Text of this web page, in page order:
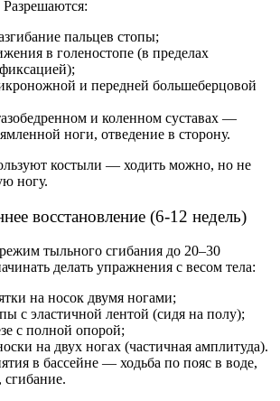
пальцев стопы;
в голеностопе (в пределах
и передней большеберцовой
и коленном суставах —
ноги, отведение в сторону.
костыли — ходить можно, но не
ногу.
восстановление (6-12 недель)
тыльного сгибания до 20–30
делать упражнения с весом тела:
на носок двумя ногами;
с эластичной лентой (сидя на полу);
с полной опорой;
на двух ногах (частичная амплитуда).
в бассейне — ходьба по пояс в воде,